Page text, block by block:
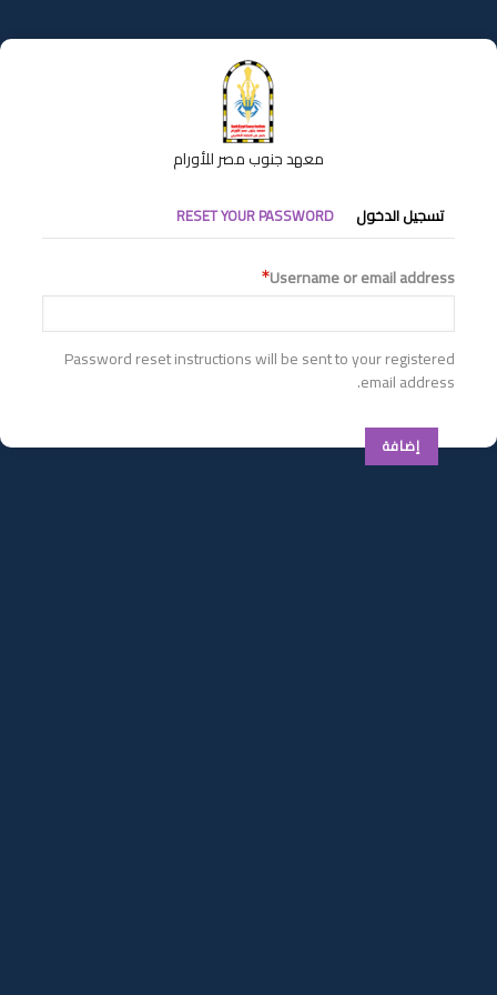
إلى
المحتوى
معهد جنوب مصر للأورام
التبويبات
الأساسية
تسجيل الدخول RESET YOUR PASSWORD
Username or email address
Password reset instructions will be sent to your registered
email address.